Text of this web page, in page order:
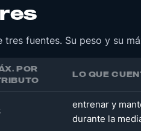
fuentes. Su peso y su
POR
LO QUE
entrenar y
durante la